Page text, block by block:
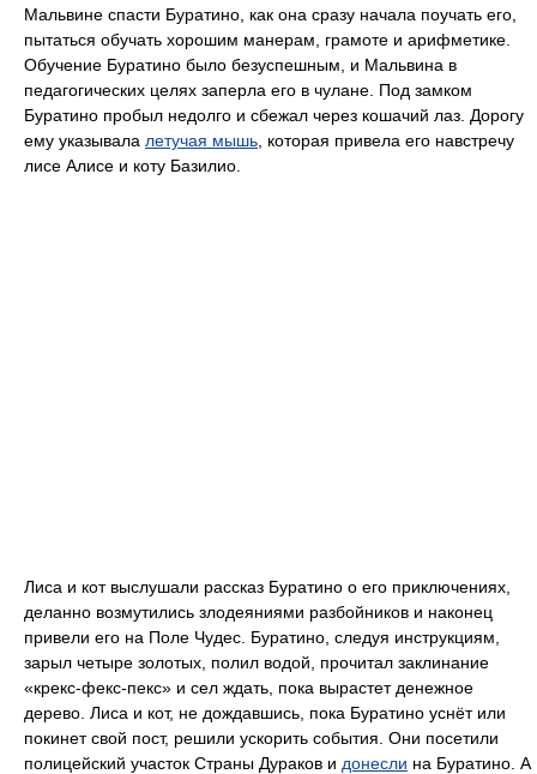
Мальвине спасти Буратино, как она сразу начала поучать его,
пытаться обучать хорошим манерам, грамоте и арифметике.
Обучение Буратино было безуспешным, и Мальвина в
педагогических целях заперла его в чулане. Под замком
Буратино пробыл недолго и сбежал через кошачий лаз. Дорогу
ему указывала летучая мышь , которая привела его навстречу
лисе Алисе и коту Базилио.
Лиса и кот выслушали рассказ Буратино о его приключениях,
деланно возмутились злодеяниями разбойников и наконец
привели его на Поле Чудес. Буратино, следуя инструкциям,
зарыл четыре золотых, полил водой, прочитал заклинание
«крекс-фекс-пекс» и сел ждать, пока вырастет денежное
дерево. Лиса и кот, не дождавшись, пока Буратино уснёт или
покинет свой пост, решили ускорить события. Они посетили
полицейский участок Страны Дураков и донесли на Буратино. А